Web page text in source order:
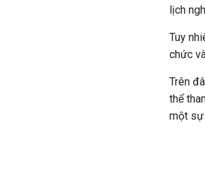
lịch
Tuy
chức
Trên
thể
một sự